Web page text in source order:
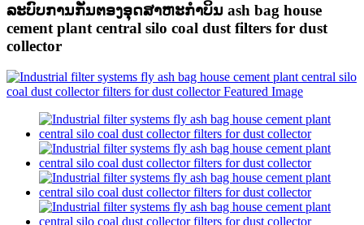
ລະບົບການກັ່ນຕອງອຸດສາຫະກໍາບິນ ash bag house
cement plant central silo coal dust filters for dust
collector